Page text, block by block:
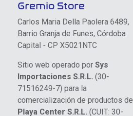
Gremio Store
Carlos Maria Della Paolera 6489,
Barrio Granja de Funes, Córdoba
Capital - CP X5021NTC
Sitio web operado por Sys
Importaciones S.R.L. (30-
71516249-7) para la
comercialización de productos de
Playa Center S.R.L. (CUIT: 30-